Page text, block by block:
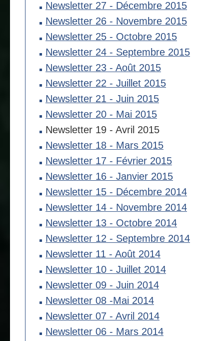
Newsletter 27 - Décembre 2015
Newsletter 26 - Novembre 2015
Newsletter 25 - Octobre 2015
Newsletter 24 - Septembre 2015
Newsletter 23 - Août 2015
Newsletter 22 - Juillet 2015
Newsletter 21 - Juin 2015
Newsletter 20 - Mai 2015
Newsletter 19 - Avril 2015
Newsletter 18 - Mars 2015
Newsletter 17 - Février 2015
Newsletter 16 - Janvier 2015
Newsletter 15 - Décembre 2014
Newsletter 14 - Novembre 2014
Newsletter 13 - Octobre 2014
Newsletter 12 - Septembre 2014
Newsletter 11 - Août 2014
Newsletter 10 - Juillet 2014
Newsletter 09 - Juin 2014
Newsletter 08 -Mai 2014
Newsletter 07 - Avril 2014
Newsletter 06 - Mars 2014